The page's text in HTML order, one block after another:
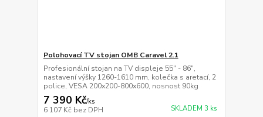
Polohovací TV stojan OMB Caravel 2.1
Profesionální stojan na TV displeje 55" - 86",
nastavení výšky 1260-1610 mm, kolečka s aretací, 2
police, VESA 200x200-800x600, nosnost 90kg
7 390 Kč/ks
6 107 Kč bez DPH SKLADEM 3 ks